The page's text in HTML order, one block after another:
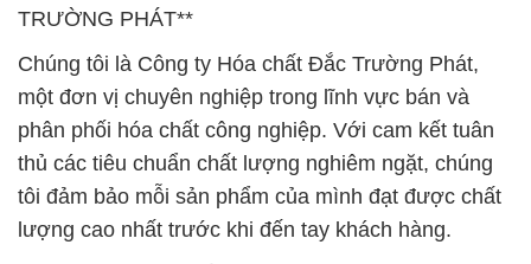
TRƯỜNG PHÁT**
Chúng tôi là Công ty Hóa chất Đắc Trường Phát,
một đơn vị chuyên nghiệp trong lĩnh vực bán và
phân phối hóa chất công nghiệp. Với cam kết tuân
thủ các tiêu chuẩn chất lượng nghiêm ngặt, chúng
tôi đảm bảo mỗi sản phẩm của mình đạt được chất
lượng cao nhất trước khi đến tay khách hàng.